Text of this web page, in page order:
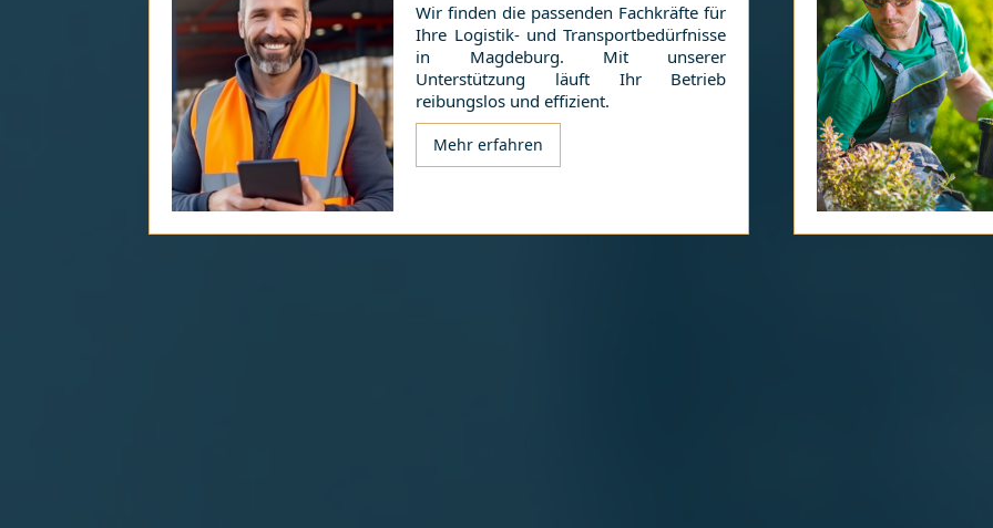
Wir finden die passenden Fachkräfte für
Ihre Logistik- und Transportbedürfnisse
in Magdeburg. Mit unserer
Unterstützung läuft Ihr Betrieb
reibungslos und effizient.
Mehr erfahren